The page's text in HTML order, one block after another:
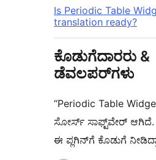
Is Periodic Table
translation ready?
ಕೊಡುಗೆದಾರರು &
ಡೆವಲಪರ್‌ಗಳು
“Periodic Table
ಸೋರ್ಸ್ ಸಾಫ್ಟ್‌ವೇರ್ ಆಗಿದೆ.
ಈ ಪ್ಲಗಿನ್‌ಗೆ ಕೊಡುಗೆ